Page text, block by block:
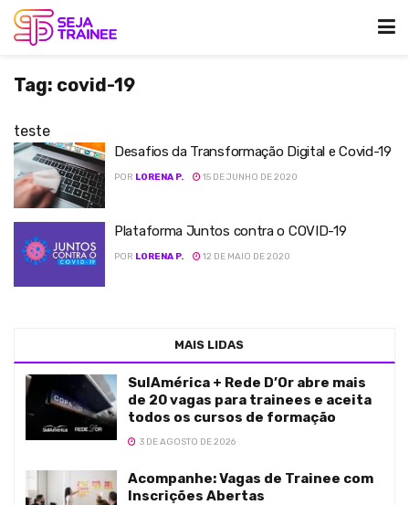
Tag: covid-19
teste
Desafios da Transformação Digital e Covid-19
POR LORENA P. 15 DE JUNHO DE 2020
Plataforma Juntos contra o COVID-19
POR LORENA P. 12 DE MAIO DE 2020
MAIS LIDAS
SulAmérica + Rede D’Or abre mais
de 20 vagas para trainees e aceita
todos os cursos de formação
3 DE AGOSTO DE 2026
Acompanhe: Vagas de Trainee com
Inscrições Abertas